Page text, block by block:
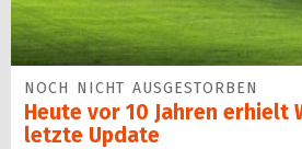
NOCH NICHT AUSGESTORBEN
Heute vor 10 Jahren erhielt
letzte Update